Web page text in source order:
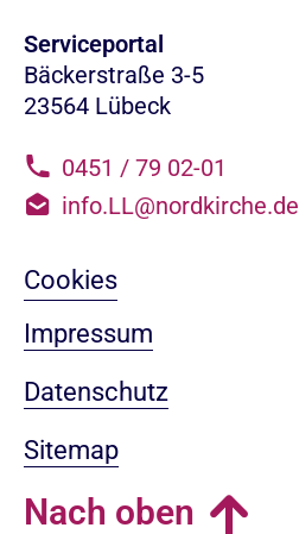
Serviceportal
Bäckerstraße 3-5
23564 Lübeck
0451 / 79 02-01
info.LL@nordkirche.de
Cookies
Impressum
Datenschutz
Sitemap
Nach oben